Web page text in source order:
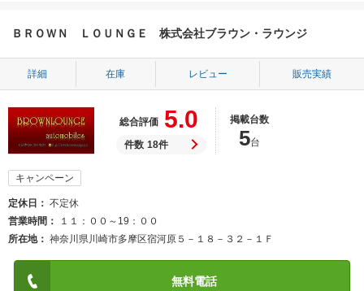
ＢＲＯＷＮ ＬＯＵＮＧＥ 株式会社ブラウン・ラウンジ
詳細 在庫 レビュー 販売実績
総合評価 5.0
件数 18件
掲載台数
5台
キャンペーン
定休日
不定休
営業時間
１１：００～19：００
所在地
神奈川県川崎市多摩区宿河原５－１８－３２－１Ｆ
無料電話